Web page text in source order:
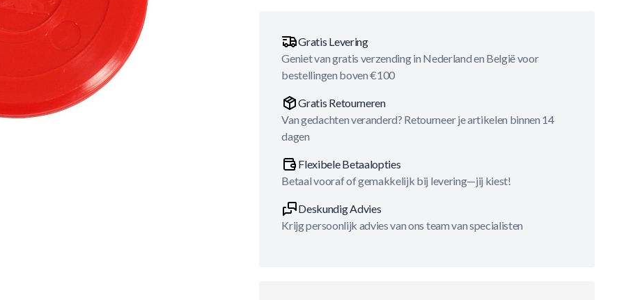
Gratis Levering
Geniet van gratis verzending in Nederland en België voor
bestellingen boven €100
Gratis Retourneren
Van gedachten veranderd? Retourneer je artikelen binnen 14
dagen
Flexibele Betaalopties
Betaal vooraf of gemakkelijk bij levering—jij kiest!
Deskundig Advies
Krijg persoonlijk advies van ons team van specialisten